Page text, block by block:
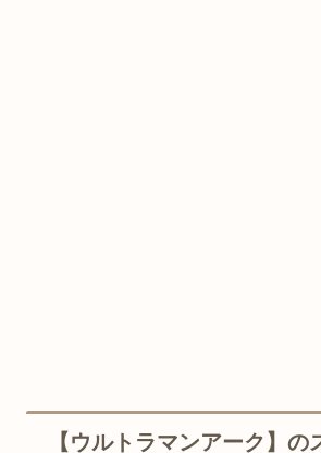
【ウルトラマンアーク】の